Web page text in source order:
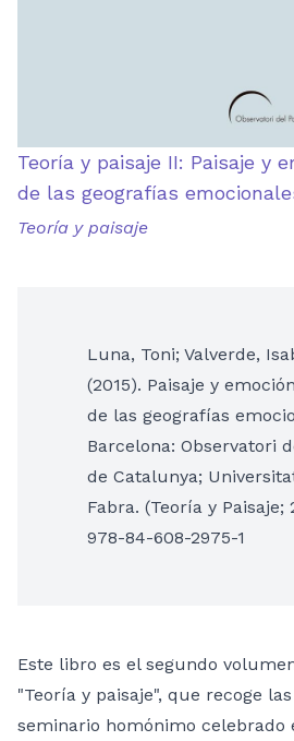
Teoría y paisaje II: Paisaje y
de las geografías
Teoría y paisaje
Luna, Toni; Valverde,
(2015). Paisaje y
de las geografías
Barcelona: Observatori
de Catalunya;
Fabra. (Teoría y Paisaje;
978-84-608-2975-1
Este libro es el segundo
"Teoría y paisaje", que recoge
seminario homónimo celebrado